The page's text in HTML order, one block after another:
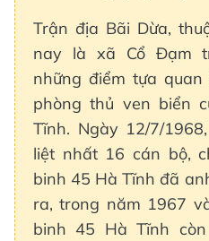
Trận địa Bãi Dừa,
nay là xã Cổ Đạm
những điểm tựa
phòng thủ ven biển
Tĩnh. Ngày 12/7/
liệt nhất 16 cán bộ,
binh 45 Hà Tĩnh đã
ra, trong năm 1967
binh 45 Hà Tĩnh